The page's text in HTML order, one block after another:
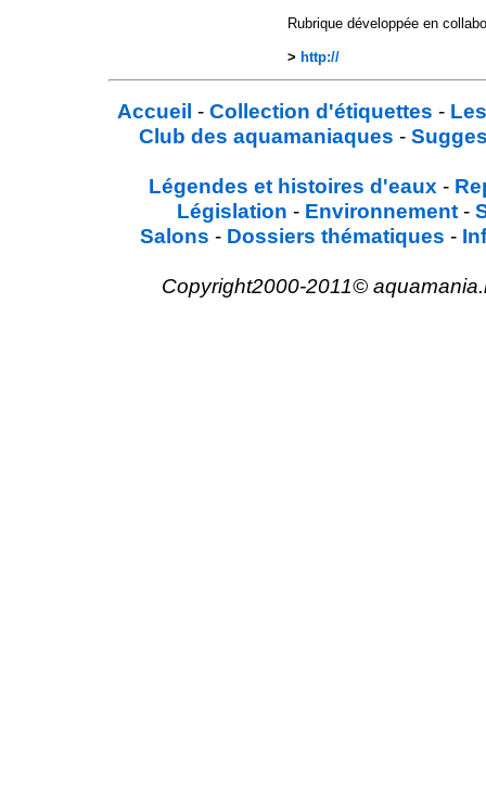
Rubrique développée en
> http://
Accueil - Collection d'étiquettes -
Club des aquamaniaques -
Légendes et histoires d'eaux -
Législation - Environnement -
Salons - Dossiers thématiques -
Copyright2000-2011©